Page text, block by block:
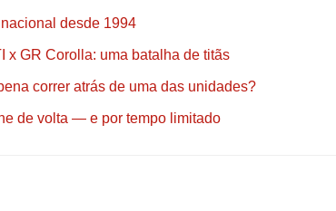
desde 1994
x GR Corolla: uma batalha de titãs
correr atrás de uma das unidades?
de volta — e por tempo limitado